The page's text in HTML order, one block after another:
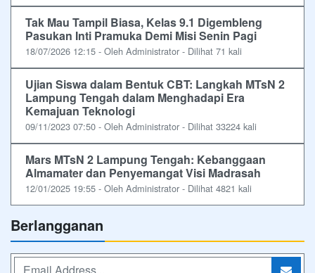
Tak Mau Tampil Biasa, Kelas 9.1 Digembleng
Pasukan Inti Pramuka Demi Misi Senin Pagi
18/07/2026 12:15 - Oleh Administrator - Dilihat 71 kali
Ujian Siswa dalam Bentuk CBT: Langkah MTsN 2
Lampung Tengah dalam Menghadapi Era
Kemajuan Teknologi
09/11/2023 07:50 - Oleh Administrator - Dilihat 33224 kali
Mars MTsN 2 Lampung Tengah: Kebanggaan
Almamater dan Penyemangat Visi Madrasah
12/01/2025 19:55 - Oleh Administrator - Dilihat 4821 kali
Berlangganan